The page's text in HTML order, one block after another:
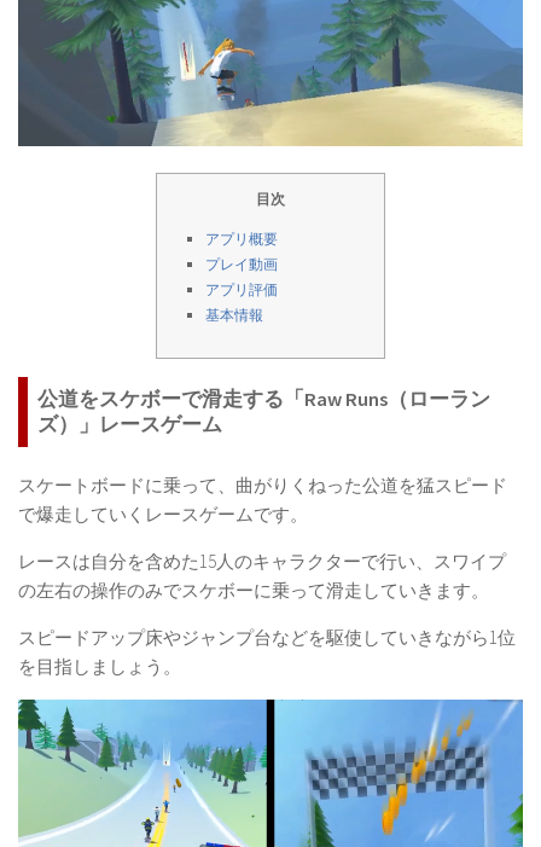
目次
アプリ概要
プレイ動画
アプリ評価
基本情報
公道をスケボーで滑走する「Raw Runs（ローラン
ズ）」レースゲーム
スケートボードに乗って、曲がりくねった公道を猛スピード
で爆走していくレースゲームです。
レースは自分を含めた15人のキャラクターで行い、スワイプ
の左右の操作のみでスケボーに乗って滑走していきます。
スピードアップ床やジャンプ台などを駆使していきながら1位
を目指しましょう。